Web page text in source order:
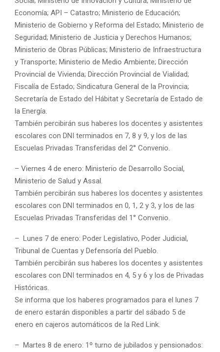
Economía; API – Catastro; Ministerio de Educación;
Ministerio de Gobierno y Reforma del Estado; Ministerio de
Seguridad; Ministerio de Justicia y Derechos Humanos;
Ministerio de Obras Públicas; Ministerio de Infraestructura
y Transporte; Ministerio de Medio Ambiente; Dirección
Provincial de Vivienda; Dirección Provincial de Vialidad;
Fiscalía de Estado; Sindicatura General de la Provincia;
Secretaría de Estado del Hábitat y Secretaría de Estado de
la Energía.
También percibirán sus haberes los docentes y asistentes
escolares con DNI terminados en 7, 8 y 9, y los de las
Escuelas Privadas Transferidas del 2° Convenio.
– Viernes 4 de enero: Ministerio de Desarrollo Social,
Ministerio de Salud y Assal.
También percibirán sus haberes los docentes y asistentes
escolares con DNI terminados en 0, 1, 2 y 3, y los de las
Escuelas Privadas Transferidas del 1° Convenio.
– Lunes 7 de enero: Poder Legislativo, Poder Judicial,
Tribunal de Cuentas y Defensoría del Pueblo.
También percibirán sus haberes los docentes y asistentes
escolares con DNI terminados en 4, 5 y 6 y los de Privadas
Históricas.
Se informa que los haberes programados para el lunes 7
de enero estarán disponibles a partir del sábado 5 de
enero en cajeros automáticos de la Red Link.
– Martes 8 de enero: 1º turno de jubilados y pensionados: